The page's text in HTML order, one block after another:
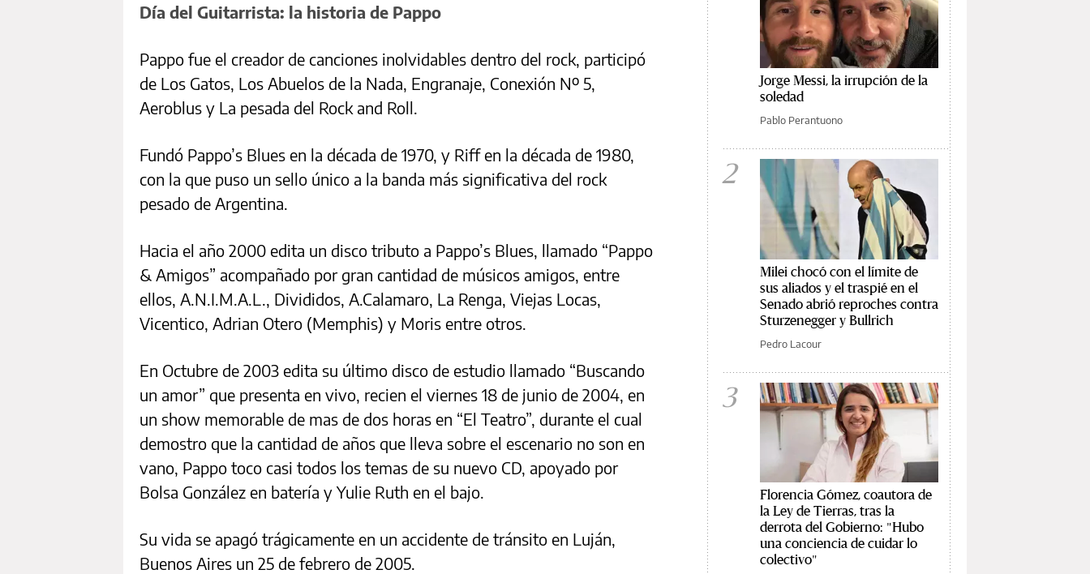
Día del Guitarrista: la historia de Pappo
Pappo fue el creador de canciones inolvidables dentro del rock, participó
de Los Gatos, Los Abuelos de la Nada, Engranaje, Conexión Nº 5,
Aeroblus y La pesada del Rock and Roll.
Fundó Pappo’s Blues en la década de 1970, y Riff en la década de 1980,
con la que puso un sello único a la banda más significativa del rock
pesado de Argentina.
Hacia el año 2000 edita un disco tributo a Pappo’s Blues, llamado “Pappo
& Amigos” acompañado por gran cantidad de músicos amigos, entre
ellos, A.N.I.M.A.L., Divididos, A.Calamaro, La Renga, Viejas Locas,
Vicentico, Adrian Otero (Memphis) y Moris entre otros.
En Octubre de 2003 edita su último disco de estudio llamado “Buscando
un amor” que presenta en vivo, recien el viernes 18 de junio de 2004, en
un show memorable de mas de dos horas en “El Teatro”, durante el cual
demostro que la cantidad de años que lleva sobre el escenario no son en
vano, Pappo toco casi todos los temas de su nuevo CD, apoyado por
Bolsa González en batería y Yulie Ruth en el bajo.
Su vida se apagó trágicamente en un accidente de tránsito en Luján,
Buenos Aires un 25 de febrero de 2005.
Jorge Messi, la irrupción de la
soledad
Pablo Perantuono
2
Milei chocó con el límite de
sus aliados y el traspié en el
Senado abrió reproches contra
Sturzenegger y Bullrich
Pedro Lacour
3
Florencia Gómez, coautora de
la Ley de Tierras, tras la
derrota del Gobierno: "Hubo
una conciencia de cuidar lo
colectivo"